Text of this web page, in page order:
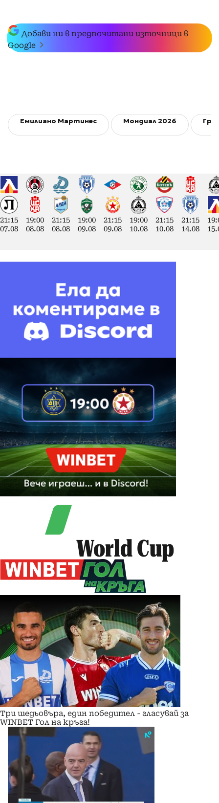
Добави ни в предпочитани източници в
Google
Емилиано Мартинес Мондиал 2026
21:15
07.08
19:00
08.08
21:15
08.08
19:00
09.08
21:15
09.08
19:00
10.08
21:15
10.08
21:15
14.08
World Cup
Три шедьовъра, един победител - гласувай за
WINBET Гол на кръга!